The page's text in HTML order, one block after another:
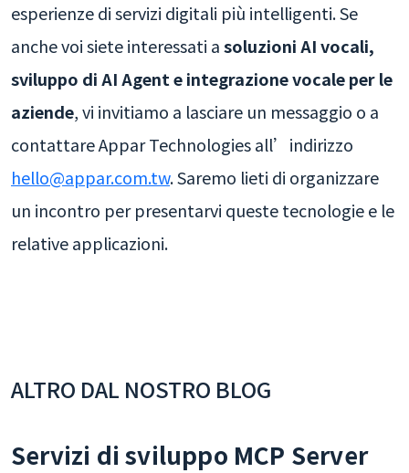
esperienze di servizi digitali più intelligenti. Se
anche voi siete interessati asoluzioni AI vocali,
sviluppo di AI Agent e integrazione vocale per le
aziende, vi invitiamo a lasciare un messaggio o a
contattare Appar Technologies all’indirizzo
hello@appar.com.tw. Saremo lieti di organizzare
un incontro per presentarvi queste tecnologie e le
relative applicazioni.
ALTRO DAL NOSTRO BLOG
Servizi di sviluppo MCP Server